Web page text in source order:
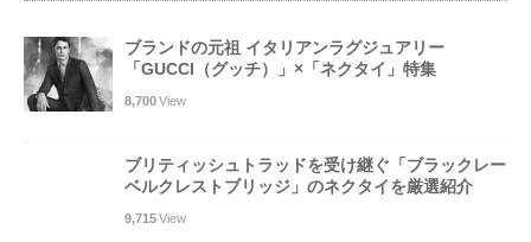
ブランドの元祖 イタリアンラグジュアリー
「GUCCI（グッチ）」×「ネクタイ」特集
8,700View
ブリティッシュトラッドを受け継ぐ「ブラックレー
ベルクレストブリッジ」のネクタイを厳選紹介
9,715View